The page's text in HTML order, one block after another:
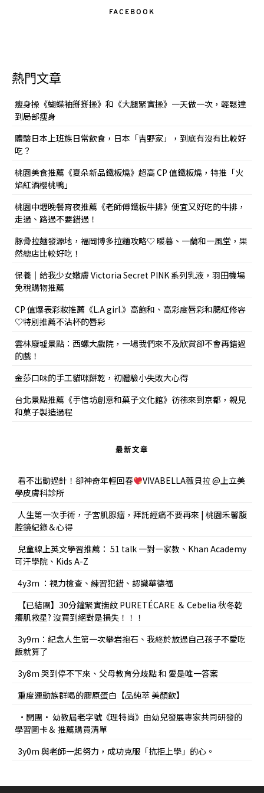
FACEBOOK
熱門文章
瘦身操《蝴蝶袖掰掰操》和《大腿緊實操》一天做一次，輕鬆達
到局部痩身
體驗日本上班族日常飲食，日本「吉野家」，到底有沒有比較好
吃？
桃園美食推薦《夏朵新品鐵板燒》超高 CP 值鐵板燒，特推「火
焰紅酒櫻桃鴨」
桃園中壢晚餐宵夜推薦《老師傅鐵板牛排》便宜又好吃的牛排，
走過、路過不要錯過！
豚骨拉麵發源地，福岡博多拉麵攻略♡ 暖暮、一蘭和一風堂，果
然總店比較好吃！
保養｜給我少女嫩膚 Victoria Secret PINK 系列乳液，羽田機場
免稅購物推薦
CP 值爆表彩妝推薦《L.A girl.》高飽和、高彩度唇彩和腮紅修容
♡特別推薦不沾杯的唇彩
雲林廢墟景點：西螺大戲院，一場我們來不及欣賞卻不會再錯過
的戲！
金莎口味的手工貓咪餅乾，初體驗小失敗大心得
台北景點推薦《手信坊創意和菓子文化館》彷彿來到京都，親見
和菓子製造過程
最新文章
看不出動過針！卻神奇年輕回春
VIVABELLA薇貝拉 @上立美
學皮膚科診所
人生第一次手術，子宮肌腺瘤，拜託經痛不要再來 | 桃園禾馨腹
腔鏡紀錄＆心得
兒童線上英文學習推薦： 51 talk 一對一家教、Khan Academy
可汗學院、Kids A-Z
4y3m ：視力檢查、練習犯錯、認識華德福
【已結團】30分鐘緊實撫紋 PURETÉCARE ＆ Cebelia 秋冬乾
癢肌救星? 沒買到絕對是損失！！！
3y9m：紀念人生第一次攀岩抱石、我終於放過自己孩子不愛吃
飯就算了
3y8m 哭到停不下來、父母教育分歧點 和 愛是唯一答案
重度運動族群喝的膠原蛋白【品純萃 美顏飲】
•開團• 幼教屆老字號《理特尚》由幼兒發展專家共同研發的
學習圖卡＆ 推薦購買清單
3y0m 與老師一起努力，成功克服「抗拒上學」的心。